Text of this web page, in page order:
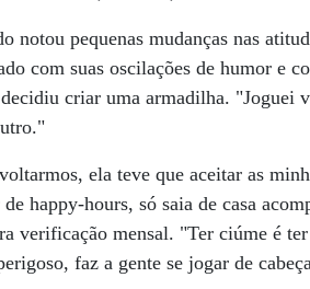
notou pequenas mudanças nas
com suas oscilações de humor e
criar uma armadilha. "Joguei
ela teve que aceitar as
happy-hours, só saia de casa
verificação mensal. "Ter ciúme é
faz a gente se jogar de